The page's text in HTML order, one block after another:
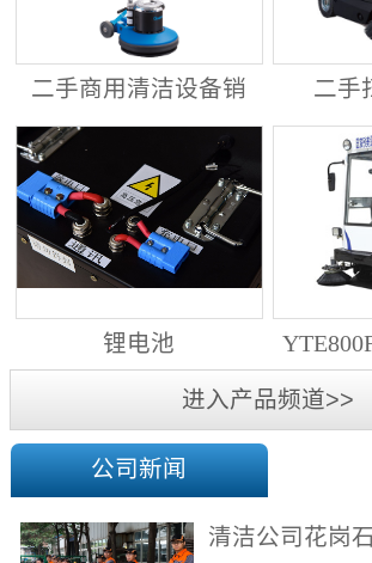
二手商用清洁设备销
二手
锂电池
进入产品频道>>
公司新闻
清洁公司花岗